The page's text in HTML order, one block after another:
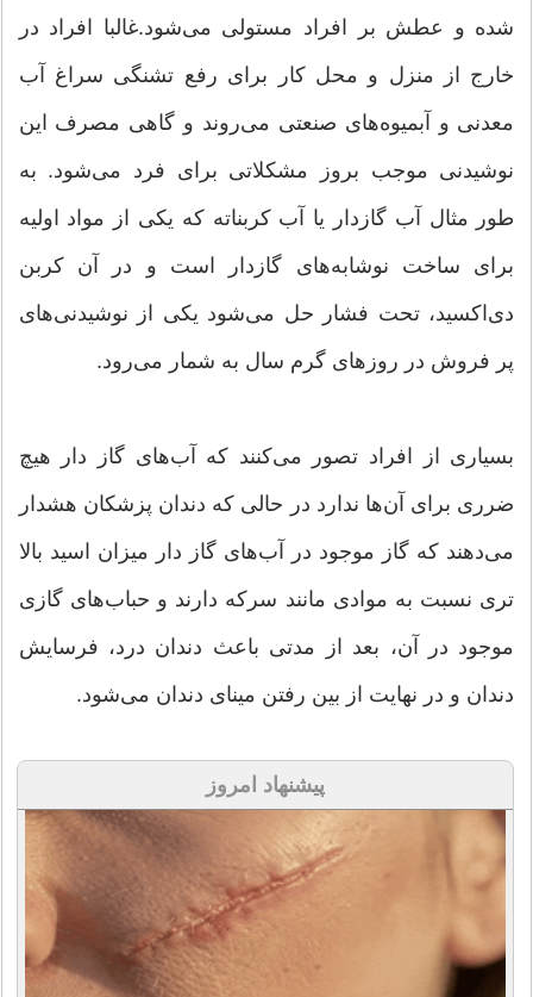
شده و عطش بر افراد مستولی می‌شود.غالبا افراد در
خارج از منزل و محل کار برای رفع تشنگی سراغ آب
معدنی و آبمیوه‌های صنعتی می‌روند و گاهی مصرف این
نوشیدنی موجب بروز مشکلاتی برای فرد می‌شود. به
طور مثال آب گازدار یا آب کربناته که یکی از مواد اولیه
برای ساخت نوشابه‌های گازدار است و در آن کربن
دی‌اکسید، تحت فشار حل می‌شود یکی از نوشیدنی‌های
پر فروش در روزهای گرم سال به شمار می‌رود.
بسیاری از افراد تصور می‌کنند که آب‌های گاز دار هیچ
ضرری برای آن‌ها ندارد در حالی که دندان پزشکان هشدار
می‌دهند که گاز موجود در آب‌های گاز دار میزان اسید بالا
تری نسبت به موادی مانند سرکه دارند و حباب‌های گازی
موجود در آن، بعد از مدتی باعث دندان درد، فرسایش
دندان و در نهایت از بین رفتن مینای دندان می‌شود.
پیشنهاد امروز